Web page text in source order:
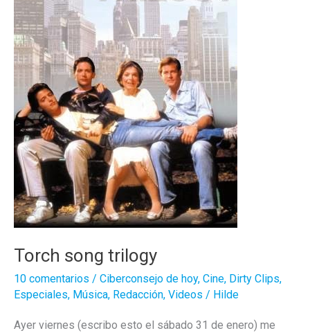
Torch song trilogy
10 comentarios / Ciberconsejo de hoy, Cine, Dirty Clips,
Especiales, Música, Redacción, Videos / Hilde
Ayer viernes (escribo esto el sábado 31 de enero) me